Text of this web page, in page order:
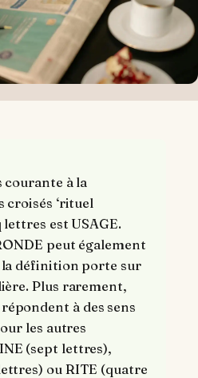
courante à la
croisés ‘rituel
est USAGE.
peut également
définition porte sur
Plus rarement,
à des sens
les autres
(sept lettres),
ou RITE (quatre